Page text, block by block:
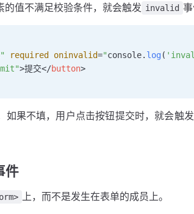
值不满足校验条件，就会触发 invalid 事
required oninvalid="console. log (
>提交</button>
如果不填，用户点击按钮提交时，就会触
件
上，而不是发生在表单的成员上。